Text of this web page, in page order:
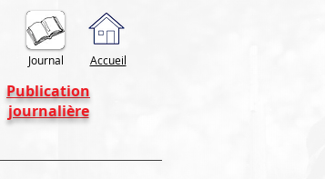
Journal Accueil
Publication
journalière